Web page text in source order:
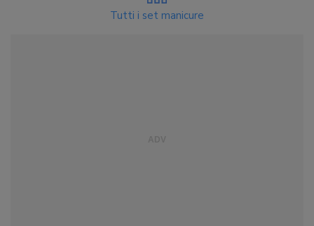
Tutti i set manicure